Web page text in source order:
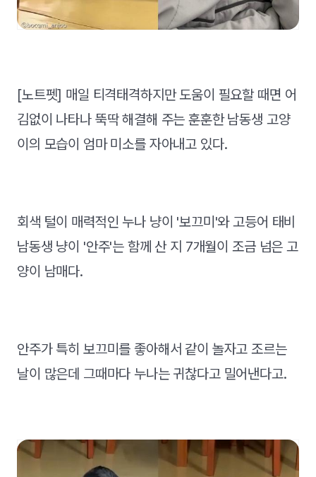
[노트펫] 매일 티격태격하지만 도움이 필요할 때면 어
김없이 나타나 뚝딱 해결해 주는 훈훈한 남동생 고양
이의 모습이 엄마 미소를 자아내고 있다.
회색 털이 매력적인 누나 냥이 '보끄미'와 고등어 태비
남동생 냥이 '안주'는 함께 산 지 7개월이 조금 넘은 고
양이 남매다.
안주가 특히 보끄미를 좋아해서 같이 놀자고 조르는
날이 많은데 그때마다 누나는 귀찮다고 밀어낸다고.